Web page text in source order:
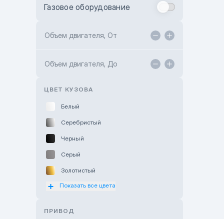
Toyota Kokshetau
Hyundai ShymCity
Газовое оборудование
Объем двигателя, От
Объем двигателя, До
ЦВЕТ КУЗОВА
Белый
Серебристый
Черный
Серый
Золотистый
Оранжевый
Показать все цвета
ПРИВОД